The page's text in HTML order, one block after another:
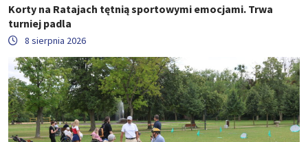
Korty na Ratajach tętnią sportowymi emocjami. Trwa
turniej padla
8 sierpnia 2026